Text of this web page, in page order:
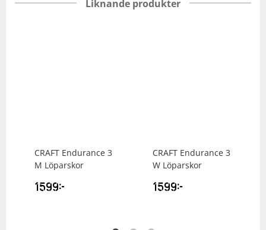
Liknande produkter
CRAFT Endurance 3
M Löparskor
1599kr
CRAFT Endurance 3
W Löparskor
1599kr